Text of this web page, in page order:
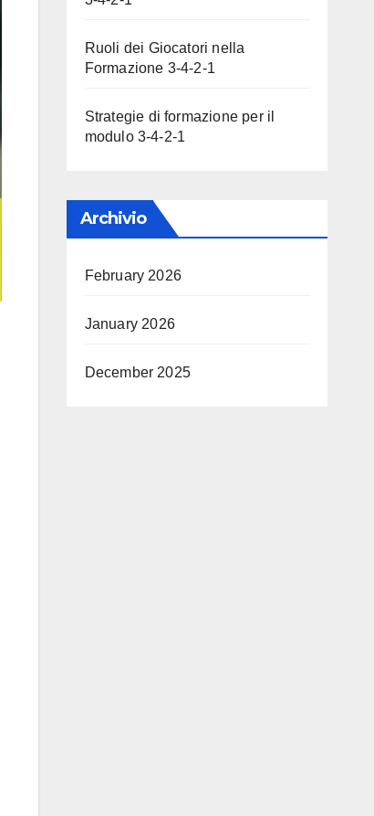
Ruoli dei Giocatori nella
Formazione 3-4-2-1
Strategie di formazione per il
modulo 3-4-2-1
Archivio
February 2026
January 2026
December 2025